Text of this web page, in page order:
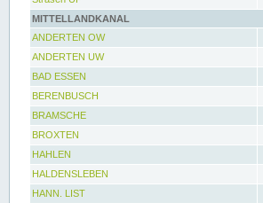
MITTELLANDKANAL
ANDERTEN OW
ANDERTEN UW
BAD ESSEN
BERENBUSCH
BRAMSCHE
BROXTEN
HAHLEN
HALDENSLEBEN
HANN. LIST